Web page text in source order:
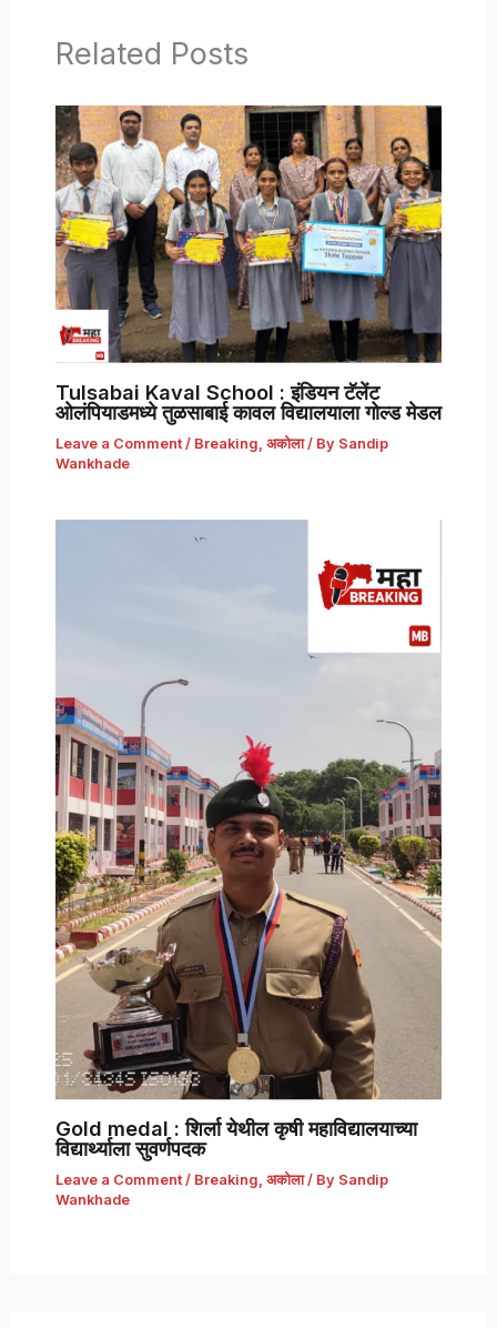
Related Posts
Tulsabai Kaval School : इंडियन टॅलेंट
ओलंपियाडमध्ये तुळसाबाई कावल विद्यालयाला गोल्ड मेडल
Leave a Comment / Breaking अकोला/ By Sandip
Wankhade
Gold medal : शिर्ला येथील कृषी महाविद्यालयाच्या
विद्यार्थ्याला सुवर्णपदक
Leave a Comment / Breaking, अकोला/ By Sandip
Wankhade